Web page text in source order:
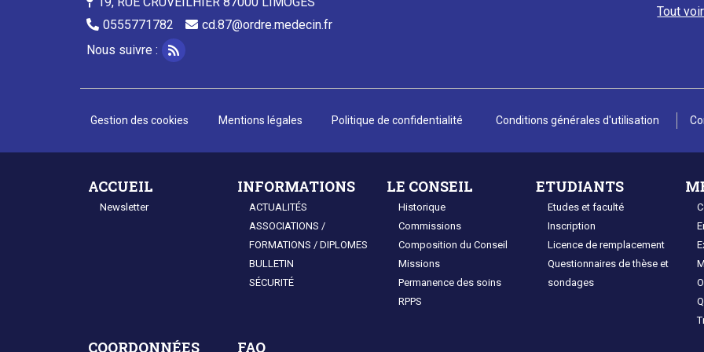
0555771782
cd.87@ordre.medecin.fr
Nous suivre :
Tout voir
Gestion des cookies Mentions légales Politique de confidentialité Conditions générales d'utilisation
ACCUEIL
Newsletter
INFORMATIONS
ACTUALITÉS
ASSOCIATIONS /
FORMATIONS / DIPLOMES
BULLETIN
SÉCURITÉ
LE CONSEIL
Historique
Commissions
Composition du Conseil
Missions
Permanence des soins
RPPS
ETUDIANTS
Etudes et faculté
Inscription
Licence de remplacement
Questionnaires de thèse et
sondages
COORDONNÉES FAQ